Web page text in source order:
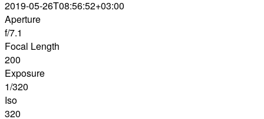
2019-05-26T08:56:52+03:00
Aperture
f/7.1
Focal Length
200
Exposure
1/320
Iso
320